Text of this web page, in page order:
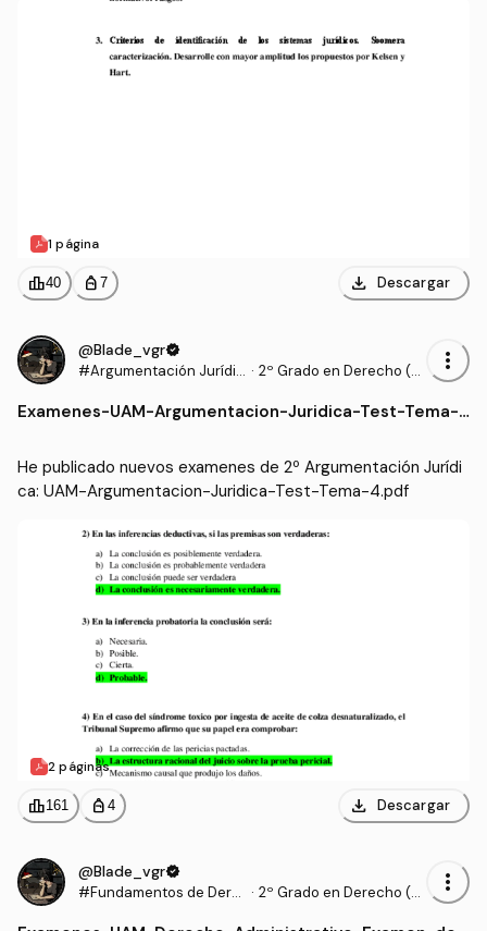
1 página
leaderboard40 personal_bag 7 download Descargar
@Blade_vgrverified
#Argumentación Jurídic · 2º Grado en Derecho (U
more_vert
Examenes-UAM-Argumentacion-Juridica-Test-Tema-
He publicado nuevos examenes de 2º Argumentación Jurídi
ca: UAM-Argumentacion-Juridica-Test-Tema-4.pdf
2 páginas
leaderboard161 personal_bag 4 download Descargar
@Blade_vgrverified
#Fundamentos de Dere
· 2º Grado en Derecho (U
more_vert